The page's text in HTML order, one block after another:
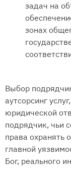
задач на
зонах
Выбор
аутсорсинг
юридической
подрядчик, чьи
права охранять
главной
Бог, реального